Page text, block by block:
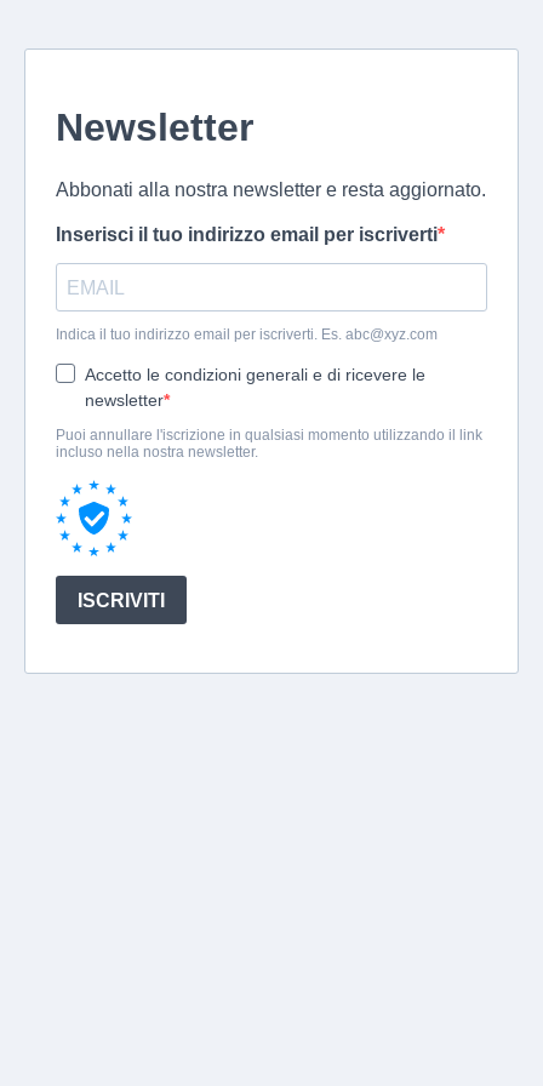
Newsletter
Abbonati alla nostra newsletter e resta aggiornato.
Inserisci il tuo indirizzo email per iscriverti
Indica il tuo indirizzo email per iscriverti. Es. abc@xyz.com
Accetto le condizioni generali e di ricevere le
newsletter
Puoi annullare l'iscrizione in qualsiasi momento utilizzando il link
incluso nella nostra newsletter.
ISCRIVITI